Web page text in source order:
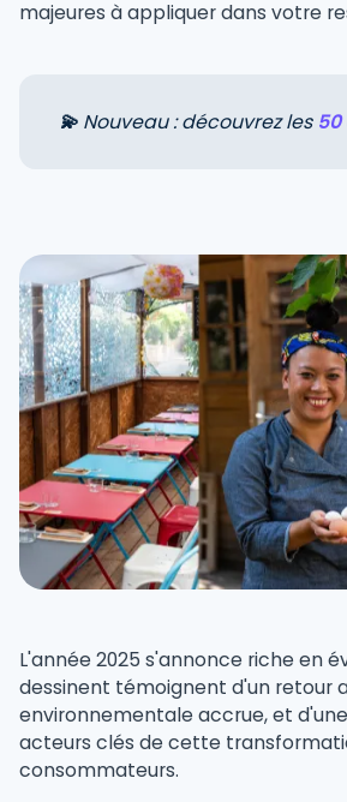
majeures à appliquer dans votre
💫 Nouveau : découvrez les
L'année 2025 s'annonce riche en
dessinent témoignent d'un retour
environnementale accrue, et
acteurs clés de cette
consommateurs.